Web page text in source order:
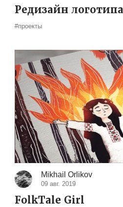
Редизайн
#проекты
Mikhail Orlikov
09 авг. 2019
FolkTale Girl